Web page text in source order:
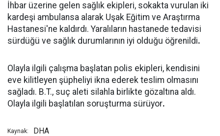
İhbar üzerine gelen sağlık ekipleri, sokakta vurulan iki
kardeşi ambulansa alarak Uşak Eğitim ve Araştırma
Hastanesi'ne kaldırdı. Yaralıların hastanede tedavisi
sürdüğü ve sağlık durumlarının iyi olduğu öğrenildi.
Olayla ilgili çalışma başlatan polis ekipleri, kendisini
eve kilitleyen şüpheliyi ikna ederek teslim olmasını
sağladı. B.T., suç aleti silahla birlikte gözaltına aldı.
Olayla ilgili başlatılan soruşturma sürüyor.
Kaynak: DHA